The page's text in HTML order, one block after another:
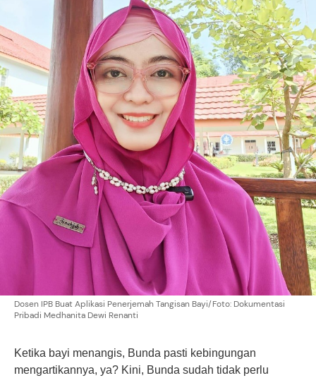
Dosen IPB Buat Aplikasi Penerjemah Tangisan Bayi/Foto: Dokumentasi
Pribadi Medhanita Dewi Renanti
Ketika bayi menangis, Bunda pasti kebingungan
mengartikannya, ya? Kini, Bunda sudah tidak perlu